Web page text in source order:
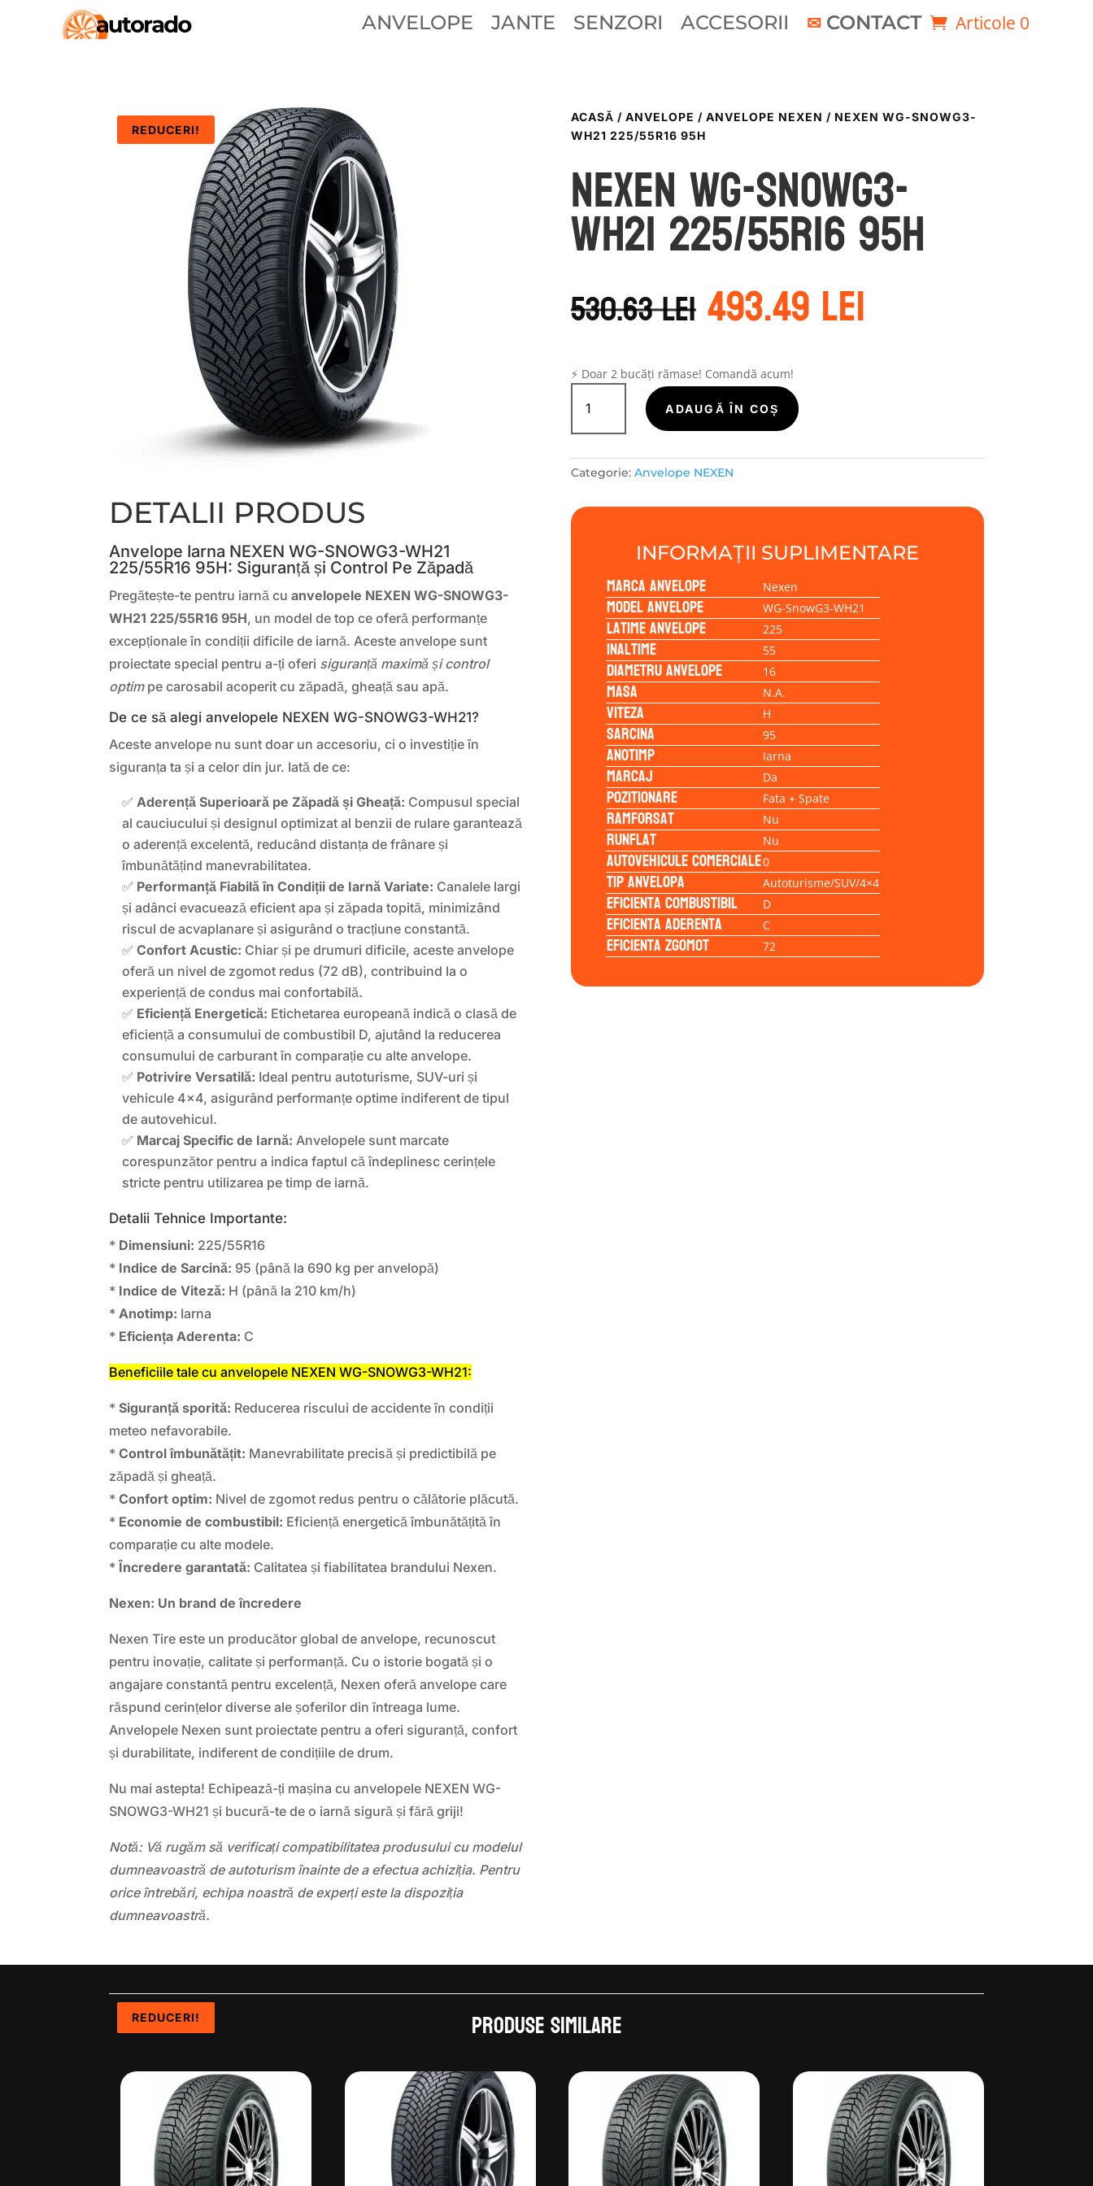
ANVELOPE JANTE SENZORI ACCESORII CONTACT Articole 0
REDUCERI!
DETALII PRODUS
Anvelope Iarna NEXEN WG-SNOWG3-WH21
225/55R16 95H: Siguranță și Control Pe Zăpadă
Pregătește-te pentru iarnă cuanvelopele NEXEN WG-SNOWG3-
WH21 225/55R16 95H, un model de top ce oferă performanțe
excepționale în condiții dificile de iarnă. Aceste anvelope sunt
proiectate special pentru a-ți oferi siguranță maximă și control
optimpe carosabil acoperit cu zăpadă, gheață sau apă.
De ce să alegi anvelopele NEXEN WG-SNOWG3-WH21?
Aceste anvelope nu sunt doar un accesoriu, ci o investiție în
siguranța ta și a celor din jur. Iată de ce:
✅ Aderență Superioară pe Zăpadă și Gheață: Compusul special
al cauciucului și designul optimizat al benzii de rulare garantează
o aderență excelentă, reducând distanța de frânare și
îmbunătățind manevrabilitatea.
✅ Performanță Fiabilă în Condiții de Iarnă Variate: Canalele largi
și adânci evacuează eficient apa și zăpada topită, minimizând
riscul de acvaplanare și asigurând o tracțiune constantă.
✅Confort Acustic: Chiar și pe drumuri dificile, aceste anvelope
oferă un nivel de zgomot redus (72 dB), contribuind la o
experiență de condus mai confortabilă.
✅ Eficiență Energetică: Etichetarea europeană indică o clasă de
eficiență a consumului de combustibil D, ajutând la reducerea
consumului de carburant în comparație cu alte anvelope.
✅ Potrivire Versatilă: Ideal pentru autoturisme, SUV-uri și
vehicule 4×4, asigurând performanțe optime indiferent de tipul
de autovehicul.
✅ Marcaj Specific de Iarnă: Anvelopele sunt marcate
corespunzător pentru a indica faptul că îndeplinesc cerințele
stricte pentru utilizarea pe timp de iarnă.
Detalii Tehnice Importante:
* Dimensiuni: 225/55R16
* Indice de Sarcină: 95 (până la 690 kg per anvelopă)
* Indice de Viteză: H (până la 210 km/h)
* Anotimp: Iarna
* Eficiența Aderenta: C
Beneficiile tale cu anvelopele NEXEN WG-SNOWG3-WH21:
*Siguranță sporită: Reducerea riscului de accidente în condiții
meteo nefavorabile.
*Control îmbunătățit: Manevrabilitate precisă și predictibilă pe
zăpadă și gheață.
*Confort optim: Nivel de zgomot redus pentru o călătorie plăcută.
* Economie de combustibil: Eficiență energetică îmbunătățită în
comparație cu alte modele.
*Încredere garantată: Calitatea și fiabilitatea brandului Nexen.
Nexen: Un brand de încredere
Nexen Tire este un producător global de anvelope, recunoscut
pentru inovație, calitate și performanță. Cu o istorie bogată și o
angajare constantă pentru excelență, Nexen oferă anvelope care
răspund cerințelor diverse ale șoferilor din întreaga lume.
Anvelopele Nexen sunt proiectate pentru a oferi siguranță, confort
și durabilitate, indiferent de condițiile de drum.
Nu mai astepta! Echipează-ți mașina cu anvelopele NEXEN WG-
SNOWG3-WH21 și bucură-te de o iarnă sigură și fără griji!
Notă: Vă rugăm să verificați compatibilitatea produsului cu modelul
dumneavoastră de autoturism înainte de a efectua achiziția. Pentru
orice întrebări, echipa noastră de experți este la dispoziția
dumneavoastră.
ACASĂ / ANVELOPE / ANVELOPE NEXEN / NEXEN WG-SNOWG3-
WH21 225/55R16 95H
Nexen WG-SNOWG3-
WH21 225/55R16 95H
530.63leiPrețul
inițial
afost:
530.63 lei.
493.49lei
⚡ Doar 2 bucăți rămase! Comandă acum!
Cantitate
Nexen
WG-
WH21
225/55R16
95H
ADAUGĂ ÎN COȘ
Categorie: Anvelope NEXEN
INFORMAȚII SUPLIMENTARE
Marca anvelope Nexen
Model anvelope WG-SnowG3-WH21
Latime anvelope 225
Inaltime 55
Diametru anvelope 16
Masa N.A.
Viteza H
Sarcina 95
Anotimp Iarna
Marcaj Da
Pozitionare Fata + Spate
Ramforsat Nu
Runflat Nu
Autovehicule comerciale0
Tip anvelopa Autoturisme/SUV/4×4
Eficienta Combustibil D
Eficienta Aderenta C
Eficienta Zgomot 72
Produse similare
REDUCERI!
REDUCERI!
REDUCERI!
REDUCERI!